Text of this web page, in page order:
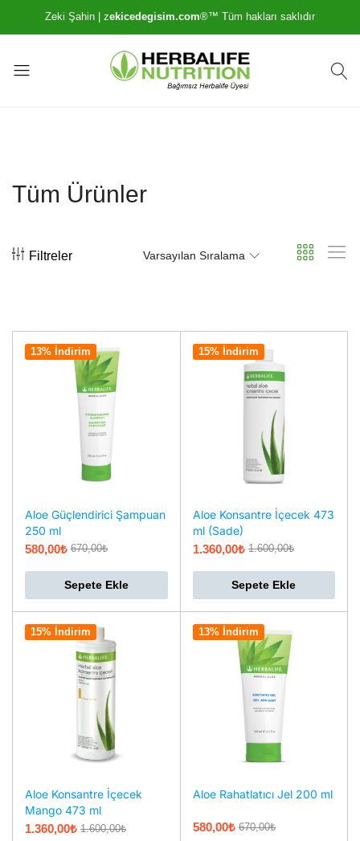
Zeki Şahin | zekicedegisim.com®️™️ Tüm hakları saklıdır
Danışmanınız
Tüm Ürünler
Filtreler Varsayılan Sıralama
13% İndirim
Aloe Güçlendirici Şampuan
250 ml
670,00₺
580,00₺
Sepete Ekle
15% İndirim
Aloe Konsantre İçecek 473
ml (Sade)
1.600,00₺
1.360,00₺
Sepete Ekle
15% İndirim
Aloe Konsantre İçecek
Mango 473 ml
1.600,00₺
1.360,00₺
13% İndirim
Aloe Rahatlatıcı Jel 200 ml
670,00₺
580,00₺